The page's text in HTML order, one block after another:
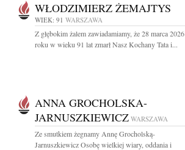
WŁODZIMIERZ ŻEMAJTYS
WIEK: 91 WARSZAWA
Z głębokim żalem zawiadamiamy, że 28 marca 2026
roku w wieku 91 lat zmarł Nasz Kochany Tata i...
ANNA GROCHOLSKA-
JARNUSZKIEWICZ WARSZAWA
Ze smutkiem żegnamy Annę Grocholską-
Jarnuszkiewicz Osobę wielkiej wiary, oddania i